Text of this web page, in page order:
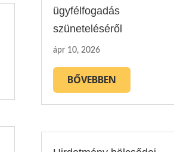
ügyfélfogadás
szüneteléséről
ápr 10, 2026
BŐVEBBEN